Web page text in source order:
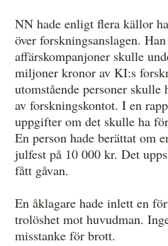
NN hade enligt flera källor
över forskningsanslagen.
affärskompanjoner skulle
miljoner kronor av KI:s
utomstående personer
av forskningskontot. I en
uppgifter om det skulle ha
En person hade berättat om
julfest på 10 000 kr. Det
fått gåvan.
En åklagare hade inlett en
trolöshet mot huvudman.
misstanke för brott.